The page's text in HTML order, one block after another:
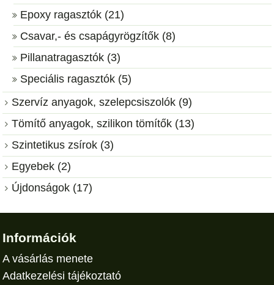
Epoxy ragasztók (21)
Csavar,- és csapágyrögzítők (8)
Pillanatragasztók (3)
Speciális ragasztók (5)
Szervíz anyagok, szelepcsiszolók (9)
Tömítő anyagok, szilikon tömítők (13)
Szintetikus zsírok (3)
Egyebek (2)
Újdonságok (17)
Információk
A vásárlás menete
Adatkezelési tájékoztató